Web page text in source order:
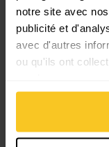
notre site avec
publicité et
avec d'autres
ou qu'ils ont
Reto